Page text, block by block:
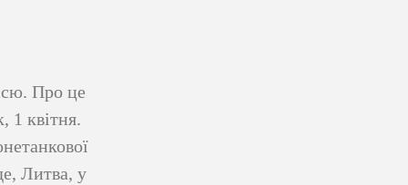
Про це
1 квітня.
Литва, у